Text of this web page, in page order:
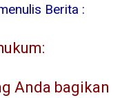
Berita :
Anda bagikan